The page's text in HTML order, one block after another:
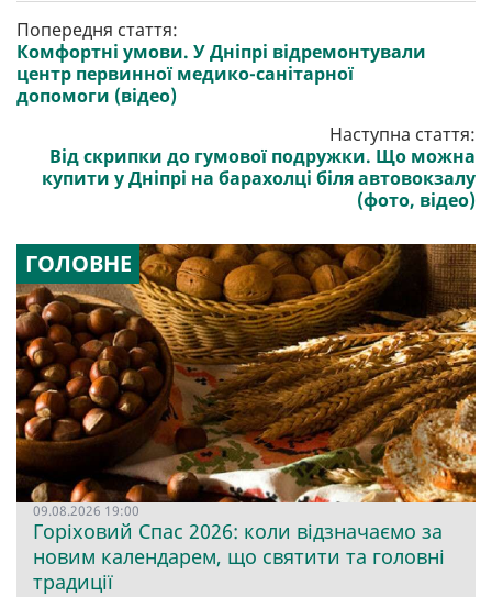
Попередня стаття:
Комфортні умови. У Дніпрі відремонтували
центр первинної медико-санітарної
допомоги (відео)
Наступна стаття:
Від скрипки до гумової подружки. Що можна
купити у Дніпрі на барахолці біля автовокзалу
(фото, відео)
ГОЛОВНЕ
09.08.2026 19:00
Горіховий Спас 2026: коли відзначаємо за
новим календарем, що святити та головні
традиції